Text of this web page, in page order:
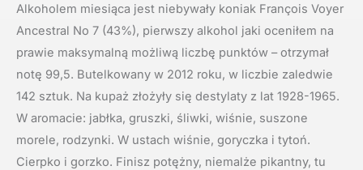
Alkoholem miesiąca jest niebywały koniak François Voyer
Ancestral No 7 (43%), pierwszy alkohol jaki oceniłem na
prawie maksymalną możliwą liczbę punktów – otrzymał
notę 99,5. Butelkowany w 2012 roku, w liczbie zaledwie
142 sztuk. Na kupaż złożyły się destylaty z lat 1928-1965.
W aromacie: jabłka, gruszki, śliwki, wiśnie, suszone
morele, rodzynki. W ustach wiśnie, goryczka i tytoń.
Cierpko i gorzko. Finisz potężny, niemalże pikantny, tu